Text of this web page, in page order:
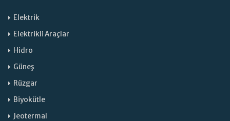
Elektrik
Elektrikli Araçlar
Hidro
Güneş
Rüzgar
Biyokütle
Jeotermal